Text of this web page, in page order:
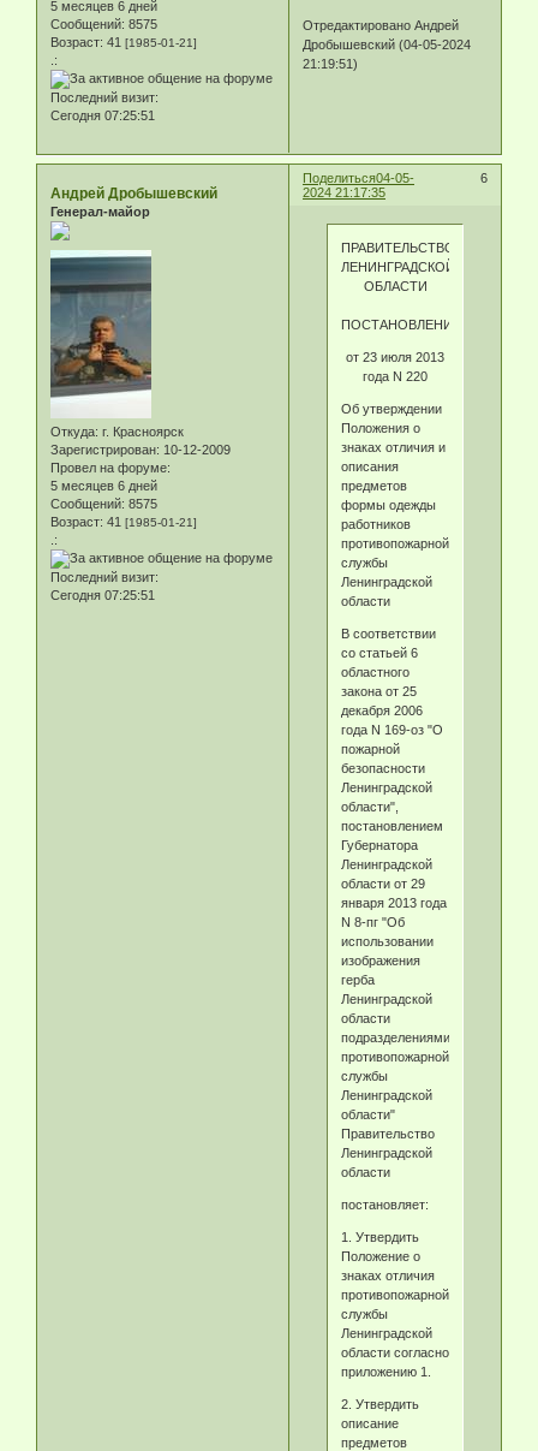
5 месяцев 6 дней
Сообщений: 8575
Возраст: 41 [1985-01-21]
.:
Последний визит:
Сегодня 07:25:51
Отредактировано Андрей
Дробышевский (04-05-2024
21:19:51)
Поделиться 6
04-05-
2024 21:17:35
Андрей Дробышевский
Генерал-майор
Откуда: г. Красноярск
Зарегистрирован: 10-12-2009
Провел на форуме:
5 месяцев 6 дней
Сообщений: 8575
Возраст: 41 [1985-01-21]
.:
Последний визит:
Сегодня 07:25:51
ПРАВИТЕЛЬСТВО
ЛЕНИНГРАДСКОЙ
ОБЛАСТИ
ПОСТАНОВЛЕНИЕ
от 23 июля 2013
года N 220
Об утверждении
Положения о
знаках отличия и
описания
предметов
формы одежды
работников
противопожарной
службы
Ленинградской
области
В соответствии
со статьей 6
областного
закона от 25
декабря 2006
года N 169-оз "О
пожарной
безопасности
Ленинградской
области",
постановлением
Губернатора
Ленинградской
области от 29
января 2013 года
N 8-пг "Об
использовании
изображения
герба
Ленинградской
области
подразделениями
противопожарной
службы
Ленинградской
области"
Правительство
Ленинградской
области
постановляет:
1. Утвердить
Положение о
знаках отличия
противопожарной
службы
Ленинградской
области согласно
приложению 1.
2. Утвердить
описание
предметов